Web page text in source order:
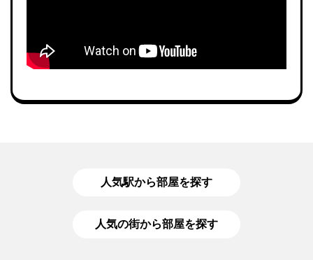
人気駅から部屋を探す
人気の街から部屋を探す